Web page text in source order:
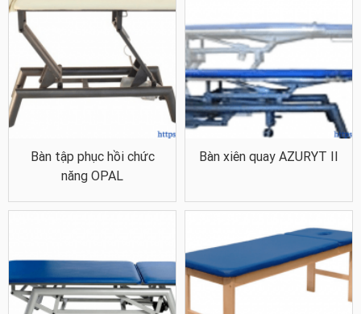
Bàn tập phục hồi chức
năng OPAL
Bàn xiên quay AZURYT II